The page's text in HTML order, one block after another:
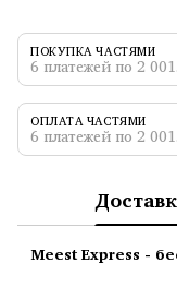
ПОКУПКА ЧАСТЯМИ
6 платежей по 2
ОПЛАТА ЧАСТЯМИ
6 платежей по 2
Meest Express -